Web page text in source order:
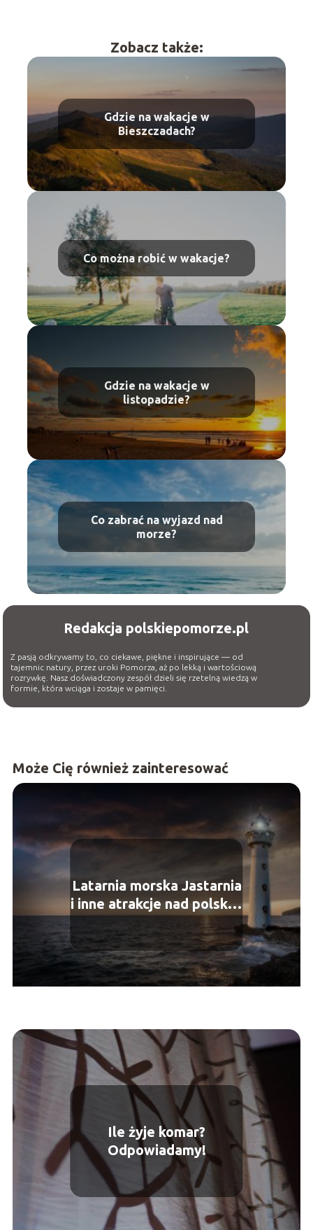
Zobacz także:
Gdzie na wakacje w
Bieszczadach?
Co można robić w wakacje?
Gdzie na wakacje w
listopadzie?
Co zabrać na wyjazd nad
morze?
Redakcja polskiepomorze.pl
Z pasją odkrywamy to, co ciekawe, piękne i inspirujące — od
tajemnic natury, przez uroki Pomorza, aż po lekką i wartościową
rozrywkę. Nasz doświadczony zespół dzieli się rzetelną wiedzą w
formie, która wciąga i zostaje w pamięci.
Może Cię również zainteresować
Latarnia morska Jastarnia
i inne atrakcje nad polskim
Ile żyje komar?
Odpowiadamy!